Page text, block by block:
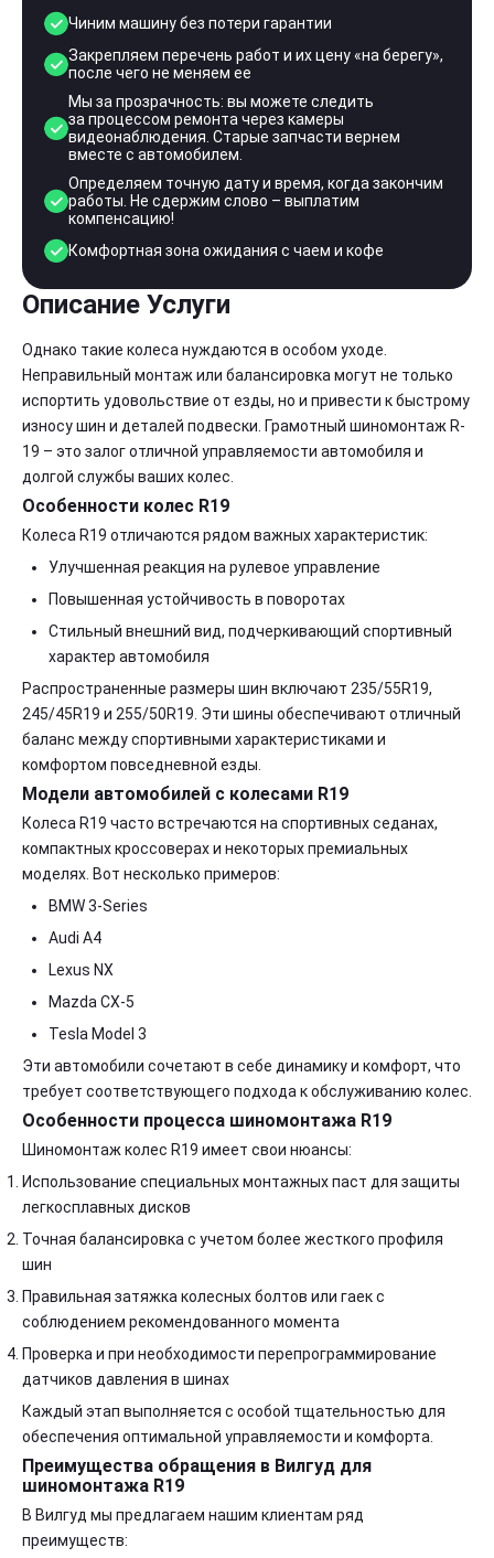
Чиним машину без потери гарантии
Закрепляем перечень работ и их цену «на берегу»,
после чего не меняем ее
Мы за прозрачность: вы можете следить
за процессом ремонта через камеры
видеонаблюдения. Старые запчасти вернем
вместе с автомобилем.
Определяем точную дату и время, когда закончим
работы. Не сдержим слово – выплатим
компенсацию!
Комфортная зона ожидания с чаем и кофе
Описание Услуги
Однако такие колеса нуждаются в особом уходе.
Неправильный монтаж или балансировка могут не только
испортить удовольствие от езды, но и привести к быстрому
износу шин и деталей подвески. Грамотный шиномонтаж R-
19 – это залог отличной управляемости автомобиля и
долгой службы ваших колес.
Особенности колес R19
Колеса R19 отличаются рядом важных характеристик:
Улучшенная реакция на рулевое управление
Повышенная устойчивость в поворотах
Стильный внешний вид, подчеркивающий спортивный
характер автомобиля
Распространенные размеры шин включают 235/55R19,
245/45R19 и 255/50R19. Эти шины обеспечивают отличный
баланс между спортивными характеристиками и
комфортом повседневной езды.
Модели автомобилей с колесами R19
Колеса R19 часто встречаются на спортивных седанах,
компактных кроссоверах и некоторых премиальных
моделях. Вот несколько примеров:
BMW 3-Series
Audi A4
Lexus NX
Mazda CX-5
Tesla Model 3
Эти автомобили сочетают в себе динамику и комфорт, что
требует соответствующего подхода к обслуживанию колес.
Особенности процесса шиномонтажа R19
Шиномонтаж колес R19 имеет свои нюансы:
Использование специальных монтажных паст для защиты
легкосплавных дисков
Точная балансировка с учетом более жесткого профиля
шин
Правильная затяжка колесных болтов или гаек с
соблюдением рекомендованного момента
Проверка и при необходимости перепрограммирование
датчиков давления в шинах
Каждый этап выполняется с особой тщательностью для
обеспечения оптимальной управляемости и комфорта.
Преимущества обращения в Вилгуд для
шиномонтажа R19
В Вилгуд мы предлагаем нашим клиентам ряд
преимуществ: